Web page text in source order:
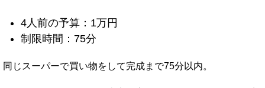
4人前の予算：1万円
制限時間：75分
同じスーパーで買い物をして完成まで75分以内。